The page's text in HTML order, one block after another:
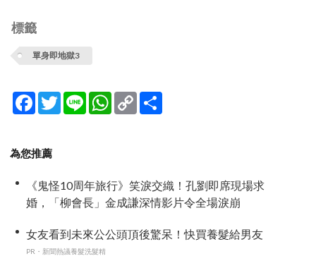
標籤
單身即地獄3
Facebook
TwitterLine WhatsApp
Copy
Link
為您推薦
《鬼怪10周年旅行》笑淚交織！孔劉即席現場求
婚，「柳會長」金成謙深情影片令全場淚崩
女友看到未來公公頭頂後驚呆！快買養髮給男友
PR・新聞熱議養髮洗髮精